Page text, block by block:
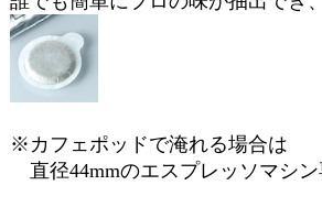
※カフェポッドで淹れる場合は
直径44mmのエスプレッソマシン